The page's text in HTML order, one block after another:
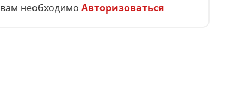
необходимо Авторизоваться